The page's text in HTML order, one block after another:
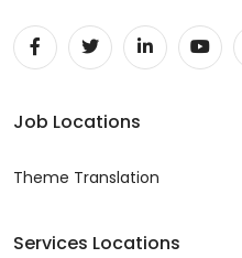
Job Locations
Theme Translation
Services Locations